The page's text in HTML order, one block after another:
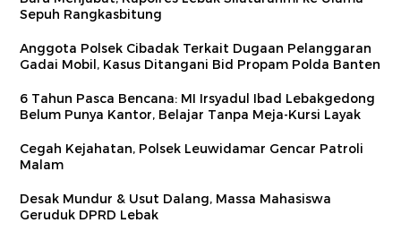
Sepuh Rangkasbitung
Anggota Polsek Cibadak Terkait Dugaan Pelanggaran
Gadai Mobil, Kasus Ditangani Bid Propam Polda Banten
6 Tahun Pasca Bencana: MI Irsyadul Ibad Lebakgedong
Belum Punya Kantor, Belajar Tanpa Meja-Kursi Layak
Cegah Kejahatan, Polsek Leuwidamar Gencar Patroli
Malam
Desak Mundur & Usut Dalang, Massa Mahasiswa
Geruduk DPRD Lebak